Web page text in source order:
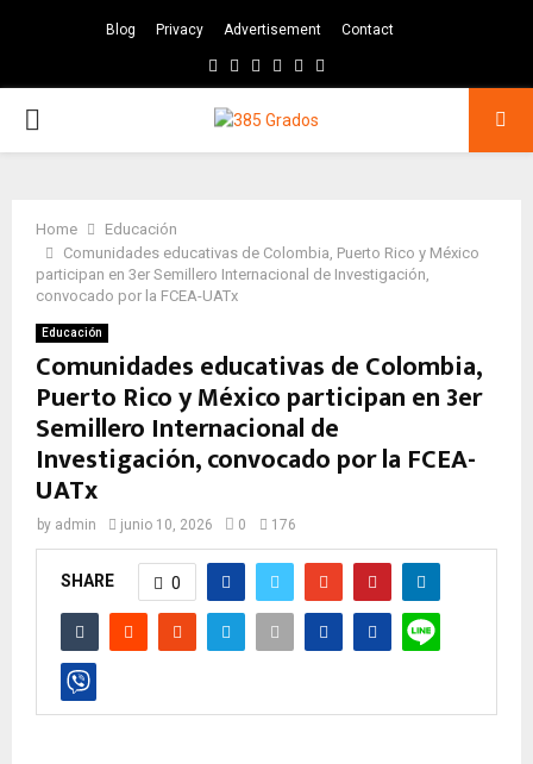
Blog Privacy Advertisement Contact
Facebook
TwitterInstagram
Pinterest
Google
PRIMARY
Home
Educación
Comunidades educativas de Colombia, Puerto Rico y México
participan en 3er Semillero Internacional de Investigación,
convocado por la FCEA-UATx
Educación
Comunidades educativas de Colombia,
Puerto Rico y México participan en 3er
Semillero Internacional de
Investigación, convocado por la FCEA-
UATx
by admin junio 10, 2026 0 176
SHARE 0